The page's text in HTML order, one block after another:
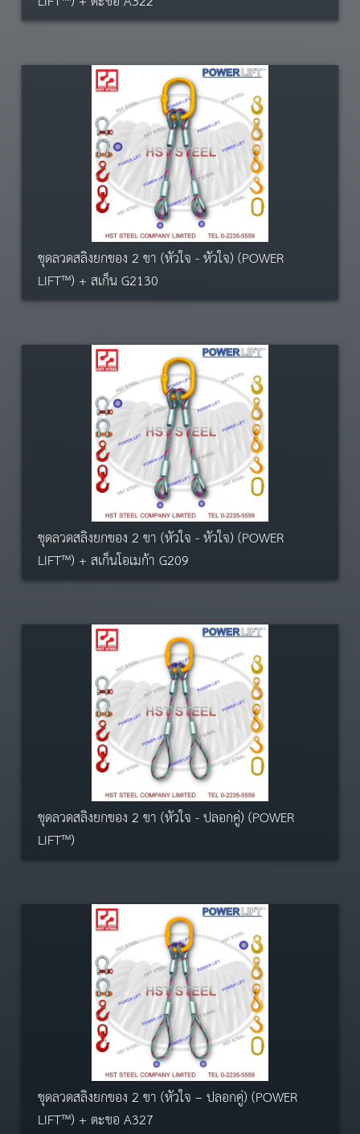
ชุดลวดสลิงยกของ 2 ขา (หัวใจ - หัวใจ) (POWER
LIFT™) + สเก็น G2130
ชุดลวดสลิงยกของ 2 ขา (หัวใจ - หัวใจ) (POWER
LIFT™) + สเก็นโอเมก้า G209
ชุดลวดสลิงยกของ 2 ขา (หัวใจ - ปลอกคู่) (POWER
LIFT™)
ชุดลวดสลิงยกของ 2 ขา (หัวใจ – ปลอกคู่) (POWER
LIFT™) + ตะขอ A327